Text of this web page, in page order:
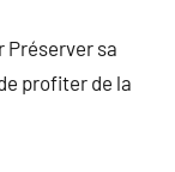
Préserver sa
profiter de la